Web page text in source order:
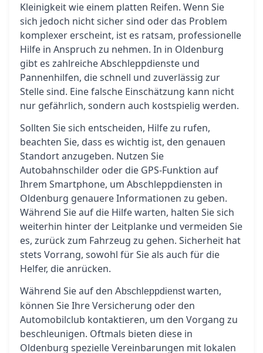
Kleinigkeit wie einem platten Reifen. Wenn Sie
sich jedoch nicht sicher sind oder das Problem
komplexer erscheint, ist es ratsam, professionelle
Hilfe in Anspruch zu nehmen. In in Oldenburg
gibt es zahlreiche Abschleppdienste und
Pannenhilfen, die schnell und zuverlässig zur
Stelle sind. Eine falsche Einschätzung kann nicht
nur gefährlich, sondern auch kostspielig werden.
Sollten Sie sich entscheiden, Hilfe zu rufen,
beachten Sie, dass es wichtig ist, den genauen
Standort anzugeben. Nutzen Sie
Autobahnschilder oder die GPS-Funktion auf
Ihrem Smartphone, um Abschleppdiensten in
Oldenburg genauere Informationen zu geben.
Während Sie auf die Hilfe warten, halten Sie sich
weiterhin hinter der Leitplanke und vermeiden Sie
es, zurück zum Fahrzeug zu gehen. Sicherheit hat
stets Vorrang, sowohl für Sie als auch für die
Helfer, die anrücken.
Während Sie auf den Abschleppdienstwarten,
können Sie Ihre Versicherung oder den
Automobilclub kontaktieren, um den Vorgang zu
beschleunigen. Oftmals bieten diese in
Oldenburg spezielle Vereinbarungen mit lokalen